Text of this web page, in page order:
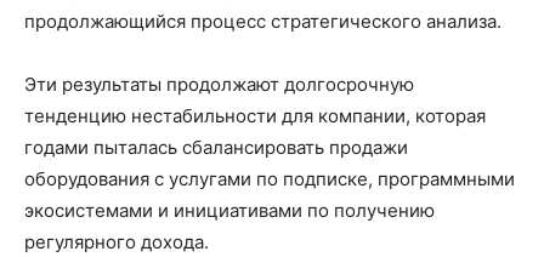
продолжающийся процесс стратегического анализа.
Эти результаты продолжают долгосрочную
тенденцию нестабильности для компании, которая
годами пыталась сбалансировать продажи
оборудования с услугами по подписке, программными
экосистемами и инициативами по получению
регулярного дохода.